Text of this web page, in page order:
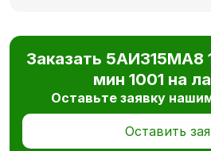
Заказать 5АИ315MА8
мин 1001 на
Оставьте заявку
Оставить